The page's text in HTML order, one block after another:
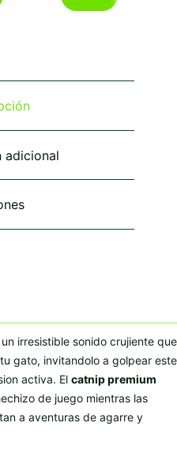
opciones
elegir
página
adicional
irresistible sonido crujiente que
gato, invitandolo a golpear este
activa. El catnip premium
de juego mientras las
a aventuras de agarre y